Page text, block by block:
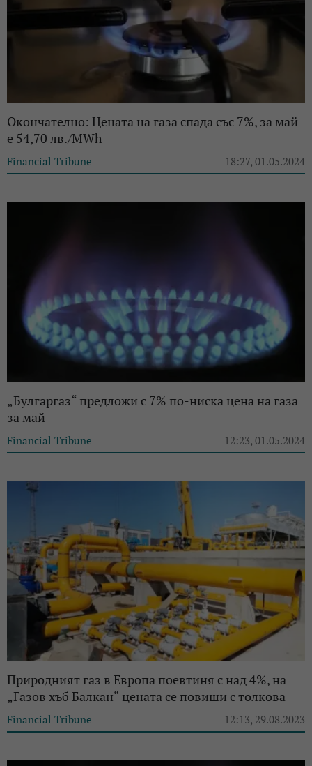
Окончателно: Цената на газа спада със 7%, за май
е 54,70 лв./MWh
Financial Tribune 18:27, 01.05.2024
„Булгаргаз“ предложи с 7% по-ниска цена на газа
за май
Financial Tribune 12:23, 01.05.2024
Природният газ в Европа поевтиня с над 4%, на
„Газов хъб Балкан“ цената се повиши с толкова
Financial Tribune 12:13, 29.08.2023